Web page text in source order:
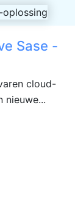
Sase -
cloud-
nieuwe...